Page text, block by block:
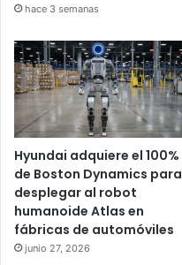
hace 3 semanas
Hyundai adquiere el 100%
de Boston Dynamics para
desplegar al robot
humanoide Atlas en
fábricas de automóviles
junio 27, 2026